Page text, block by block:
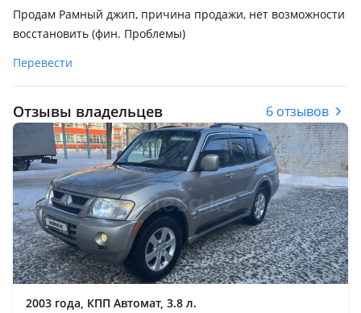
Продам Рамный джип, причина продажи, нет возможности
восстановить (фин. Проблемы)
Перевести
Отзывы владельцев 6 отзывов
2003 года, КПП Автомат, 3.8 л.